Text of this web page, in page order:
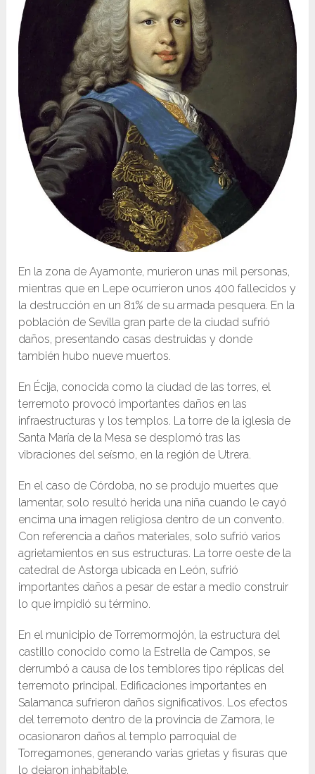
En la zona de Ayamonte, murieron unas mil personas,
mientras que en Lepe ocurrieron unos 400 fallecidos y
la destrucción en un 81% de su armada pesquera.​ En la
población de Sevilla gran parte de la ciudad sufrió
daños, presentando casas destruidas y donde
también hubo nueve muertos.
En Écija, conocida como la ciudad de las torres, el
terremoto provocó importantes daños en las
infraestructuras y los templos. La torre de la iglesia de
Santa María de la Mesa se desplomó tras las
vibraciones del seísmo, en la región de Utrera.
En el caso de Córdoba, no se produjo muertes que
lamentar, solo resultó herida una niña cuando le cayó
encima una imagen religiosa dentro de un convento.
Con referencia a daños materiales, solo sufrió varios
agrietamientos en sus estructuras. La torre oeste de la
catedral de Astorga ubicada en León, sufrió
importantes daños a pesar de estar a medio construir
lo que impidió su término.
En el municipio de Torremormojón, la estructura del
castillo conocido como la Estrella de Campos, se
derrumbó a causa de los temblores tipo réplicas del
terremoto principal. Edificaciones importantes en
Salamanca sufrieron daños significativos. Los efectos
del terremoto dentro de la provincia de Zamora, le
ocasionaron daños al templo parroquial de
Torregamones, generando varias grietas y fisuras que
lo dejaron inhabitable.